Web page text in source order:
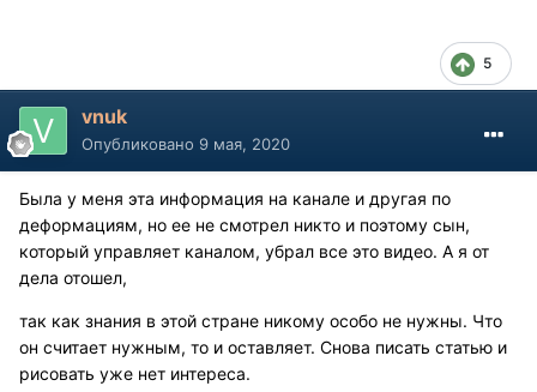
5
vnuk
Опубликовано 9 мая, 2020
Была у меня эта информация на канале и другая по
деформациям, но ее не смотрел никто и поэтому сын,
который управляет каналом, убрал все это видео. А я от
дела отошел,
так как знания в этой стране никому особо не нужны. Что
он считает нужным, то и оставляет. Снова писать статью и
рисовать уже нет интереса.